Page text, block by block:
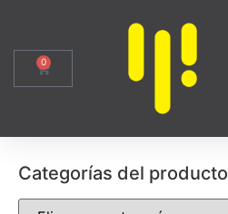
0
Categorías del producto